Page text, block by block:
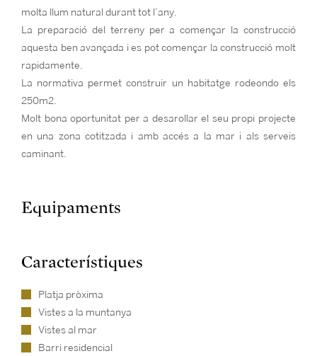
molta llum natural durant tot l’any.
La preparació del terreny per a començar la construcció
aquesta ben avançada i es pot començar la construcció molt
rapidamente.
La normativa permet construir un habitatge rodeondo els
250m2.
Molt bona oportunitat per a desarollar el seu propi projecte
en una zona cotitzada i amb accés a la mar i als serveis
caminant.
Equipaments
Característiques
Platja pròxima
Vistes a la muntanya
Vistes al mar
Barri residencial